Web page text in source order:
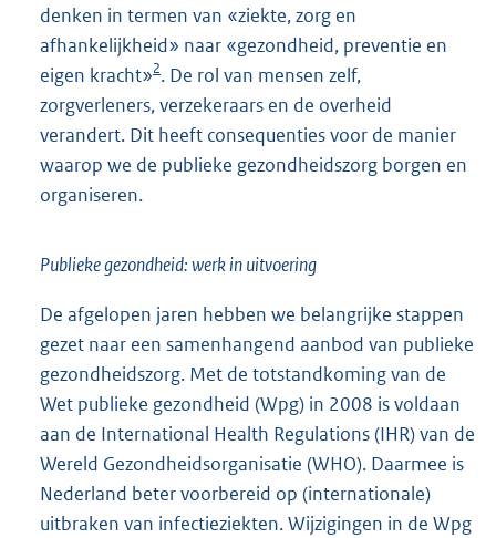
denken in termen van «ziekte, zorg en
afhankelijkheid» naar «gezondheid, preventie en
eigen kracht»2. De rol van mensen zelf,
zorgverleners, verzekeraars en de overheid
verandert. Dit heeft consequenties voor de manier
waarop we de publieke gezondheidszorg borgen en
organiseren.
Publieke gezondheid: werk in uitvoering
De afgelopen jaren hebben we belangrijke stappen
gezet naar een samenhangend aanbod van publieke
gezondheidszorg. Met de totstandkoming van de
Wet publieke gezondheid (Wpg) in 2008 is voldaan
aan de International Health Regulations (IHR) van de
Wereld Gezondheidsorganisatie (WHO). Daarmee is
Nederland beter voorbereid op (internationale)
uitbraken van infectieziekten. Wijzigingen in de Wpg